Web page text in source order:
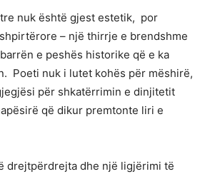
nuk është gjest estetik, por
– një thirrje e brendshme
e peshës historike që e ka
Poeti nuk i lutet kohës për mëshirë,
për shkatërrimin e dinjitetit
që dikur premtonte liri e
drejtpërdrejta dhe një ligjërimi të